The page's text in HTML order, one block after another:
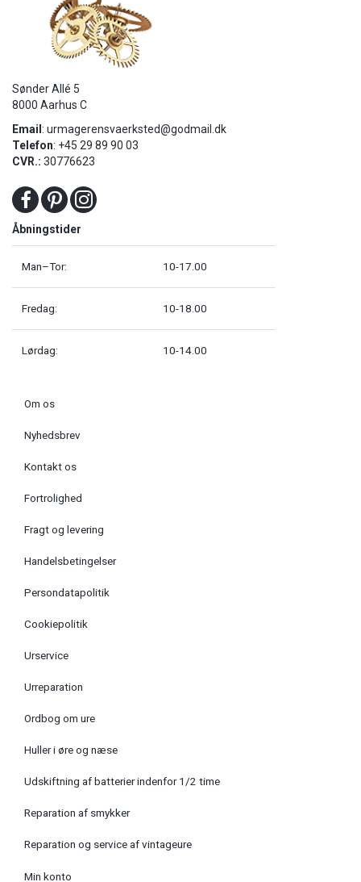
Sønder Allé 5
8000 Aarhus C
Email : urmagerensvaerksted@godmail.dk
Telefon: +45 29 89 90 03
CVR.: 30776623
Åbningstider
Man–Tor: 10-17.00
Fredag: 10-18.00
Lørdag: 10-14.00
Om os
Nyhedsbrev
Kontakt os
Fortrolighed
Fragt og levering
Handelsbetingelser
Persondatapolitik
Cookiepolitik
Urservice
Urreparation
Ordbog om ure
Huller i øre og næse
Udskiftning af batterier indenfor 1/2 time
Reparation af smykker
Reparation og service af vintageure
Min konto